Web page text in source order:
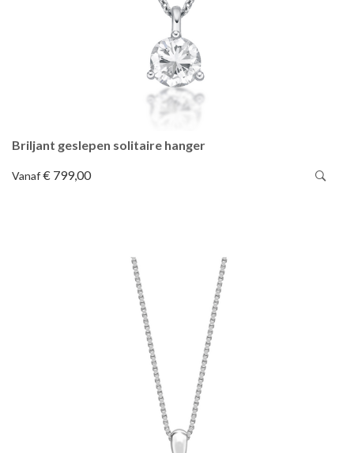
Briljant geslepen solitaire hanger
Vanaf€ 799,00